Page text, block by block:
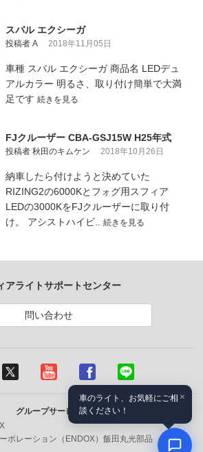
スバル エクシーガ
投稿者 A 2018年11月05日
車種 スバル エクシーガ 商品名 LEDデュ
アルカラー 明るさ、取り付け簡単で大満
足です 続きを見る
FJクルーザー CBA-GSJ15W H25年式
投稿者 秋田のキムケン 2018年10月26日
納車したら付けようと決めていた
RIZING2の6000Kとフォグ用スフィア
LEDの3000KをFJクルーザーに取り付
け。 アシストハイビ.. 続きを見る
アライトサポートセンター
問い合わせ
グループサービス
ポレーション（ENDOX） 飯田丸光部品
×
車のライト、お気軽にご相
談ください！